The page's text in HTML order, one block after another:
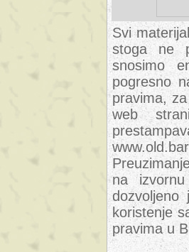
Svi
stoga ne
snosimo
pogresno
pravima,
web
na
dozvoljeno
koristenje
pravima u